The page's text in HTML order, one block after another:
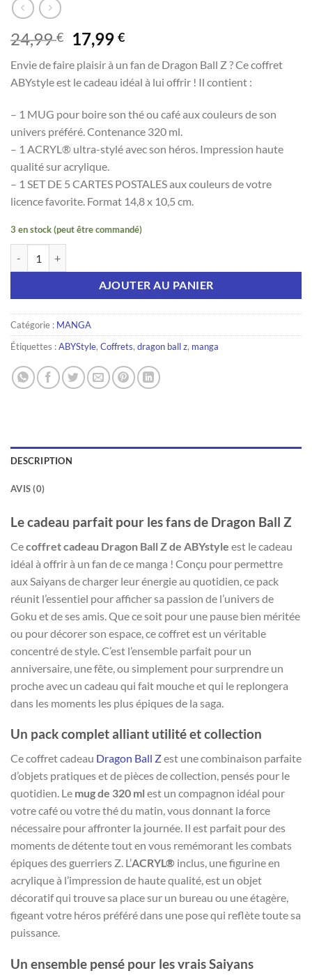
24,99€
Le
prix
initial
était :
17,99€Le
actuel
est :
Envie de faire plaisir à un fan de Dragon Ball Z ? Ce coffret
ABYstyle est le cadeau idéal à lui offrir ! Il contient :
– 1 MUG pour boire son thé ou café aux couleurs de son
univers préféré. Contenance 320 ml.
– 1 ACRYL® ultra-stylé avec son héros. Impression haute
qualité sur acrylique.
– 1 SET DE 5 CARTES POSTALES aux couleurs de votre
licence favorite. Format 14,8 x 10,5 cm.
3 en stock (peut être commandé)
AJOUTER AU PANIER
Catégorie : MANGA
Étiquettes :ABYStyle, Coffrets, dragon ball z, manga
DESCRIPTION
AVIS (0)
Le cadeau parfait pour les fans de Dragon Ball Z
Cecoffret cadeau Dragon Ball Z de ABYstyle est le cadeau
idéal à offrir à un fan de ce manga ! Conçu pour permettre
aux Saiyans de charger leur énergie au quotidien, ce pack
réunit l’essentiel pour afficher sa passion de l’univers de
Goku et de ses amis. Que ce soit pour une pause bien méritée
ou pour décorer son espace, ce coffret est un véritable
concentré de style. C’est l’ensemble parfait pour un
anniversaire, une fête, ou simplement pour surprendre un
proche avec un cadeau qui fait mouche et qui le replongera
dans les moments les plus épiques de la saga.
Un pack complet alliant utilité et collection
Ce coffret cadeau Dragon Ball Zest une combinaison parfaite
d’objets pratiques et de pièces de collection, pensés pour le
quotidien. Le mug de 320 ml est un compagnon idéal pour
votre café ou votre thé du matin, vous donnant la force
nécessaire pour affronter la journée. Il est parfait pour des
moments de détente tout en vous remémorant les combats
épiques des guerriers Z. L’ACRYL® inclus, une figurine en
acrylique à l’impression de haute qualité, est un objet
décoratif qui trouve sa place sur un bureau ou une étagère,
figeant votre héros préféré dans une pose qui reflète toute sa
puissance.
Un ensemble pensé pour les vrais Saiyans